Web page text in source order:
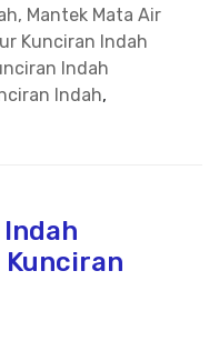
Mantek Mata Air
Kunciran Indah
Indah
Indah,
Kunciran